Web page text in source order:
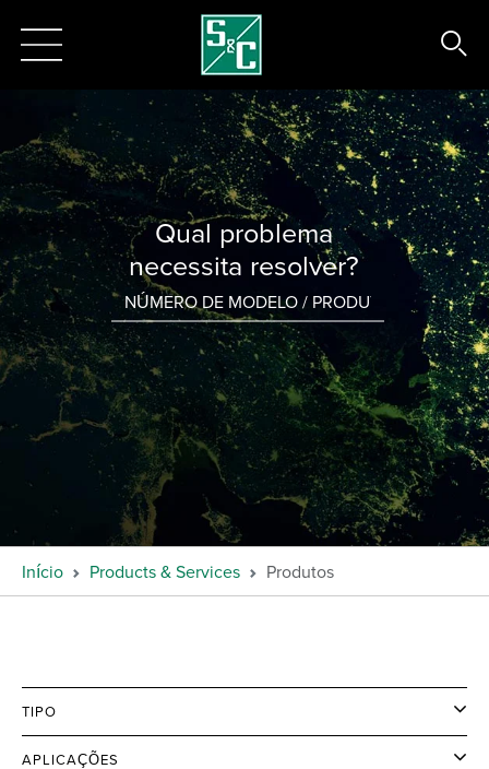
Qual problema
necessita resolver?
Início Products & Services Produtos
TIPO
APLICAÇÕES